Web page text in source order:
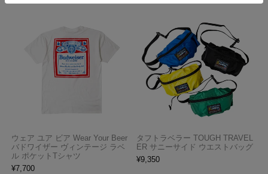
ウェア ユア ビア Wear Your Beer
バドワイザー ヴィンテージ ラベ
ル ポケットTシャツ
¥7,700
タフトラベラー TOUGH TRAVEL
ER サニーサイド ウエストバッグ
¥9,350